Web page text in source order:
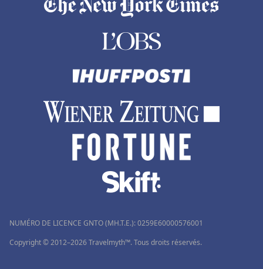
NUMÉRO DE LICENCE GNTO (MH.T.E.): 0259Ε60000576001
Copyright © 2012–2026 Travelmyth™. Tous droits réservés.